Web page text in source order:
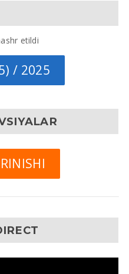
etildi
/ 2025